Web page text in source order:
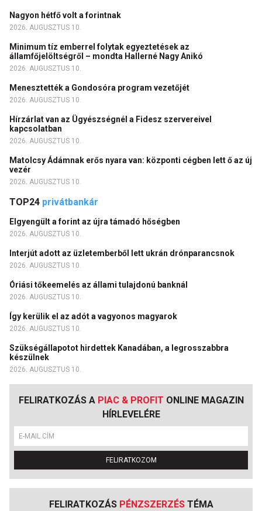
Nagyon hétfő volt a forintnak
2026. AUGUSZTUS 10.
Minimum tíz emberrel folytak egyeztetések az
államfőjelöltségről – mondta Hallerné Nagy Anikó
2026. AUGUSZTUS 10.
Menesztették a Gondosóra program vezetőjét
2026. AUGUSZTUS 10.
Hírzárlat van az Ügyészségnél a Fidesz szervereivel
kapcsolatban
2026. AUGUSZTUS 10.
Matolcsy Ádámnak erős nyara van: központi cégben lett ő az új
vezér
2026. AUGUSZTUS 10.
TOP24 privátbankár
Elgyengült a forint az újra támadó hőségben
2026. AUGUSZTUS 10.
Interjút adott az üzletemberből lett ukrán drónparancsnok
2026. AUGUSZTUS 10.
Óriási tőkeemelés az állami tulajdonú banknál
2026. AUGUSZTUS 10.
Így kerülik el az adót a vagyonos magyarok
2026. AUGUSZTUS 10.
Szükségállapotot hirdettek Kanadában, a legrosszabbra
készülnek
2026. AUGUSZTUS 10.
FELIRATKOZÁS A PIAC & PROFIT ONLINE MAGAZIN
HÍRLEVELÉRE
FELIRATKOZOM
FELIRATKOZÁS PÉNZSZERZÉSTÉMA